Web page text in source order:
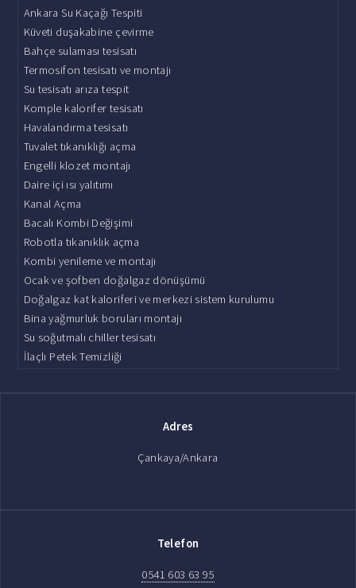
Ankara Su Kaçağı Tespiti
Küveti duşakabine çevirme
Bahçe sulaması tesisatı
Termosifon tesisatı ve montajı
Su tesisatı arıza tespit
Komple kalorifer tesisatı
Havalandırma tesisatı
Tuvalet tıkanıklığı açma
Engelli klozet montajı
Daire içi ısı yalıtımı
Kanal Açma
Bacalı Kombi Değişimi
Robotla tıkanıklık açma
Kombi yenileme ve montajı
Ocak ve şofben doğalgaz dönüşümü
Doğalgaz kat kaloriferi ve merkezi sistem kurulumu
Bina yağmurluk boruları montajı
Su soğutmalı chiller tesisatı
İlaçlı Petek Temizliği
Adres
Çankaya/Ankara
Telefon
0541 603 63 95